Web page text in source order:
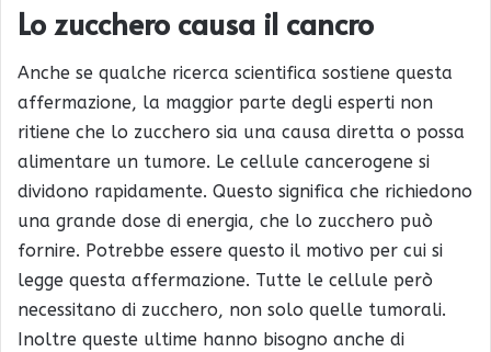
Lo zucchero causa il cancro
Anche se qualche ricerca scientifica sostiene questa
affermazione, la maggior parte degli esperti non
ritiene che lo zucchero sia una causa diretta o possa
alimentare un tumore. Le cellule cancerogene si
dividono rapidamente. Questo significa che richiedono
una grande dose di energia, che lo zucchero può
fornire. Potrebbe essere questo il motivo per cui si
legge questa affermazione. Tutte le cellule però
necessitano di zucchero, non solo quelle tumorali.
Inoltre queste ultime hanno bisogno anche di